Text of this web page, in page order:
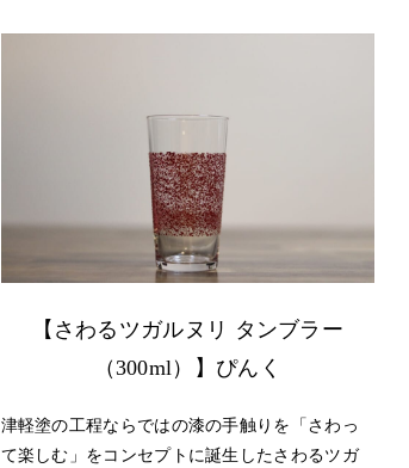
【さわるツガルヌリ タンブラー
（300ml）】ぴんく
津軽塗の工程ならではの漆の手触りを「さわっ
て楽しむ」をコンセプトに誕生したさわるツガ